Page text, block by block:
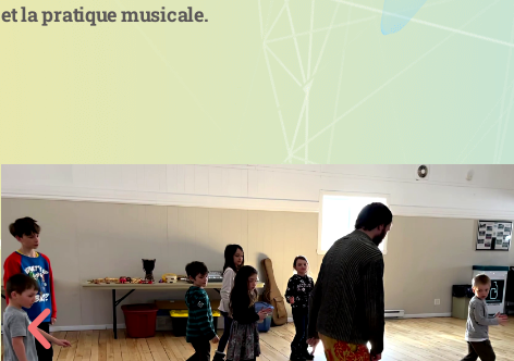
et la pratique musicale.